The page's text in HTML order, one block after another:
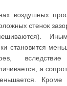
воздушных
стенок
становится
а